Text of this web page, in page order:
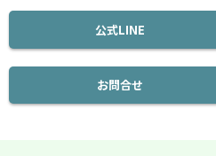
公式LINE
お問合せ